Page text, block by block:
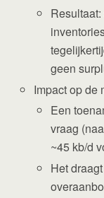
geen
Impact op de
Een
vraag
~45 kb/d
Het